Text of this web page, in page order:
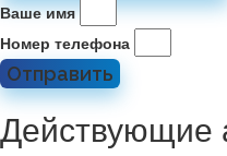
Ваше имя
Номер телефона
Отправить
Действующие